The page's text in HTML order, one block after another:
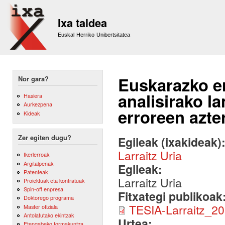
Ixa taldea
Euskal Herriko Unibertsitatea
Nor gara?
Hasiera
Aurkezpena
Kideak
Zer egiten dugu?
Ikerlerroak
Argitalpenak
Patenteak
Proiektuak eta kontratuak
Spin-off enpresa
Doktorego programa
Master ofiziala
Antolatutako ekintzak
Euskarazko
analisirako
erroreen
Egileak
Larraitz Uria
Egileak:
Larraitz Uria
Fitxategi
TESIA-